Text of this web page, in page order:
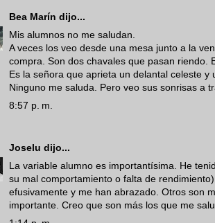
Bea Marín dijo...
Mis alumnos no me saludan.
A veces los veo desde una mesa junto a la
compra. Son dos chavales que pasan riendo.
Es la señora que aprieta un delantal celeste y
Ninguno me saluda. Pero veo sus sonrisas a
8:57 p. m.
Joselu dijo...
La variable alumno es importantísima. He
su mal comportamiento o falta de
efusivamente y me han abrazado. Otros son
importante. Creo que son más los que me